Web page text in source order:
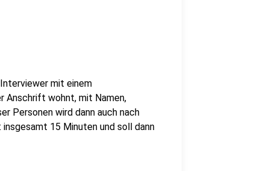
mit einem
Anschrift wohnt, mit Namen,
Personen wird dann auch nach
15 Minuten und soll dann